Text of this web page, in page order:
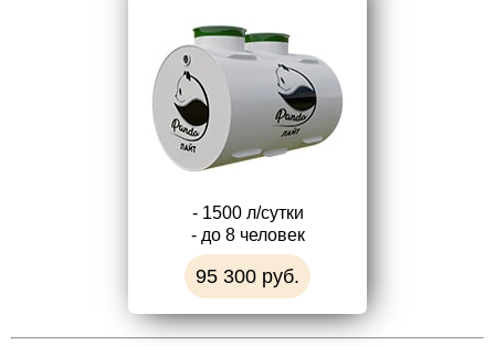
- 1500 л/сутки
- до 8 человек
95 300 руб.